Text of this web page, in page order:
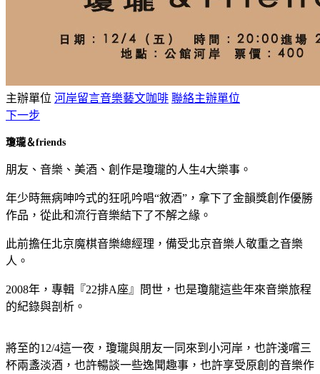
主辦單位 河岸留言音樂藝文咖啡 聯絡主辦單位
下一步
瓊瓏＆friends
朋友、音樂、美酒、創作是瓊瓏的人生4大樂事。
年少時無病呻吟式的狂吼吟唱“敘酒”，拿下了金韻獎創作優勝
作品，從此和流行音樂結下了不解之緣。
此前擔任北京魔棋音樂總經理，備受北京音樂人敬重之音樂
人。
2008年，專輯『22排A座』問世，也是瓊龍這些年來音樂旅程
的紀錄與剖析。
將至的12/4這一夜，瓊瓏與朋友一同來到小河岸，也許淺嚐三
杯兩盞淡酒，也許暢談一些逸聞趣事，也許享受原創的音樂作